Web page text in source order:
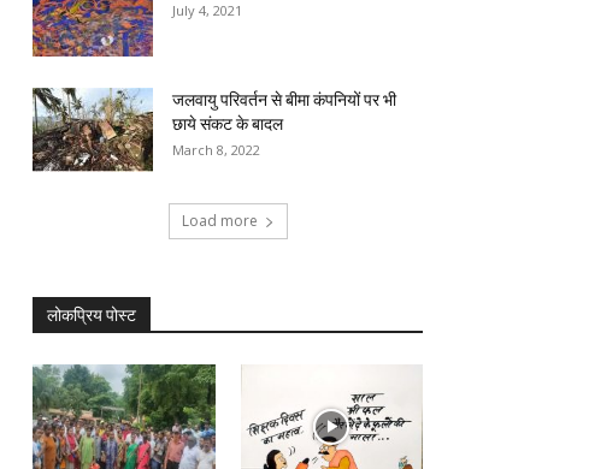
July 4, 2021
जलवायु परिवर्तन से बीमा कंपनियों पर भी
छाये संकट के बादल
March 8, 2022
Load more
लोकप्रिय पोस्ट